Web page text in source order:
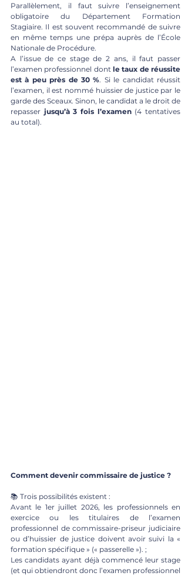
Parallèlement, il faut suivre l’enseignement
obligatoire du Département Formation
Stagiaire. Il est souvent recommandé de suivre
en même temps une prépa auprès de l’École
Nationale de Procédure.
A l’issue de ce stage de 2 ans, il faut passer
l’examen professionnel dont le taux de réussite
est à peu près de 30 %. Si le candidat réussit
l’examen, il est nommé huissier de justice par le
garde des Sceaux. Sinon, le candidat a le droit de
repasser jusqu’à 3 fois l’examen (4 tentatives
au total).
Comment devenir commissaire de justice ?
📚 Trois possibilités existent :
Avant le 1er juillet 2026, les professionnels en
exercice ou les titulaires de l’examen
professionnel de commissaire-priseur judiciaire
ou d’huissier de justice doivent avoir suivi la «
formation spécifique » (« passerelle »). ;
Les candidats ayant déjà commencé leur stage
(et qui obtiendront donc l’examen professionnel